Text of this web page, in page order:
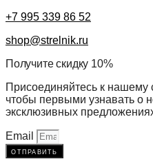
+7 995 339 86 52
shop@strelnik.ru
Получите скидку 10%
Присоединяйтесь к нашему
чтобы первыми узнавать о
эксклюзивных
Email
отправить